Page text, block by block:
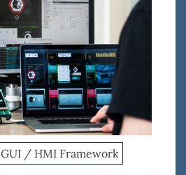
GUI / HMI Framework